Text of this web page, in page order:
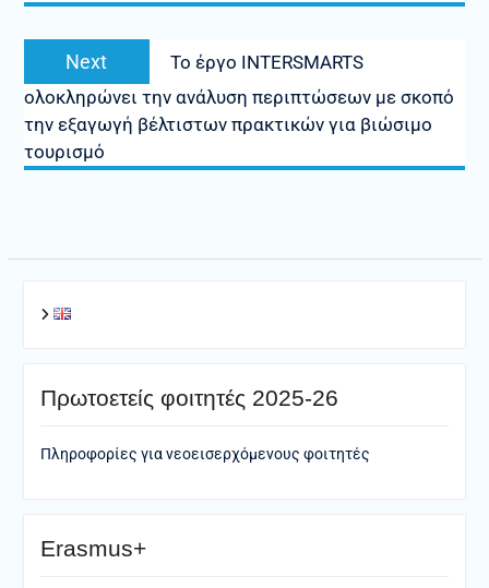
Next
Next
post:
Το έργο INTERSMARTS
ολοκληρώνει την ανάλυση περιπτώσεων με σκοπό
την εξαγωγή βέλτιστων πρακτικών για βιώσιμο
τουρισμό
Πρωτοετείς φοιτητές 2025-26
Πληροφορίες για νεοεισερχόμενους φοιτητές
Erasmus+